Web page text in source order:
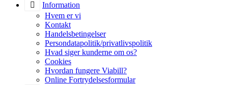
Information
Hvem er vi
Kontakt
Handelsbetingelser
Persondatapolitik/privatlivspolitik
Hvad siger kunderne om os?
Cookies
Hvordan fungere Viabill?
Online Fortrydelsesformular